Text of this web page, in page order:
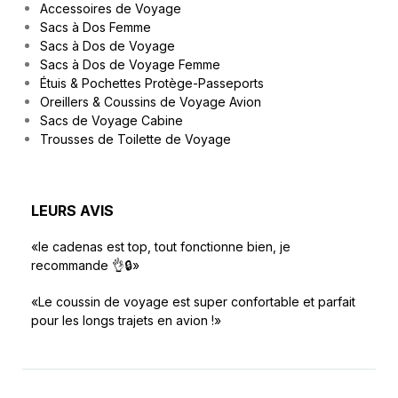
Accessoires de Voyage
Sacs à Dos Femme
Sacs à Dos de Voyage
Sacs à Dos de Voyage Femme
Étuis & Pochettes Protège-Passeports
Oreillers & Coussins de Voyage Avion
Sacs de Voyage Cabine
Trousses de Toilette de Voyage
LEURS AVIS
«le cadenas est top, tout fonctionne bien, je
recommande 👌🔒»
«Le coussin de voyage est super confortable et parfait
pour les longs trajets en avion !»